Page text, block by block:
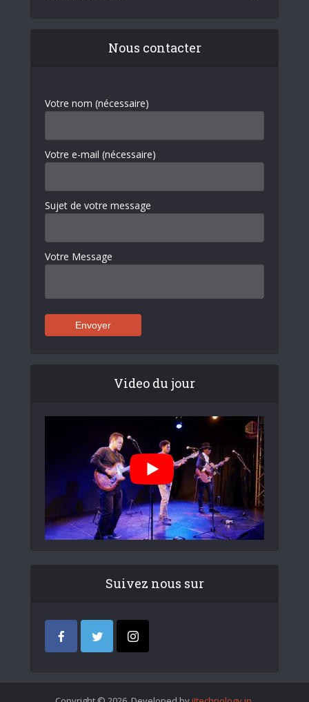
Nous contacter
Votre nom (nécessaire)
Votre e-mail (nécessaire)
Sujet de votre message
Votre Message
Video du jour
Suivez nous sur